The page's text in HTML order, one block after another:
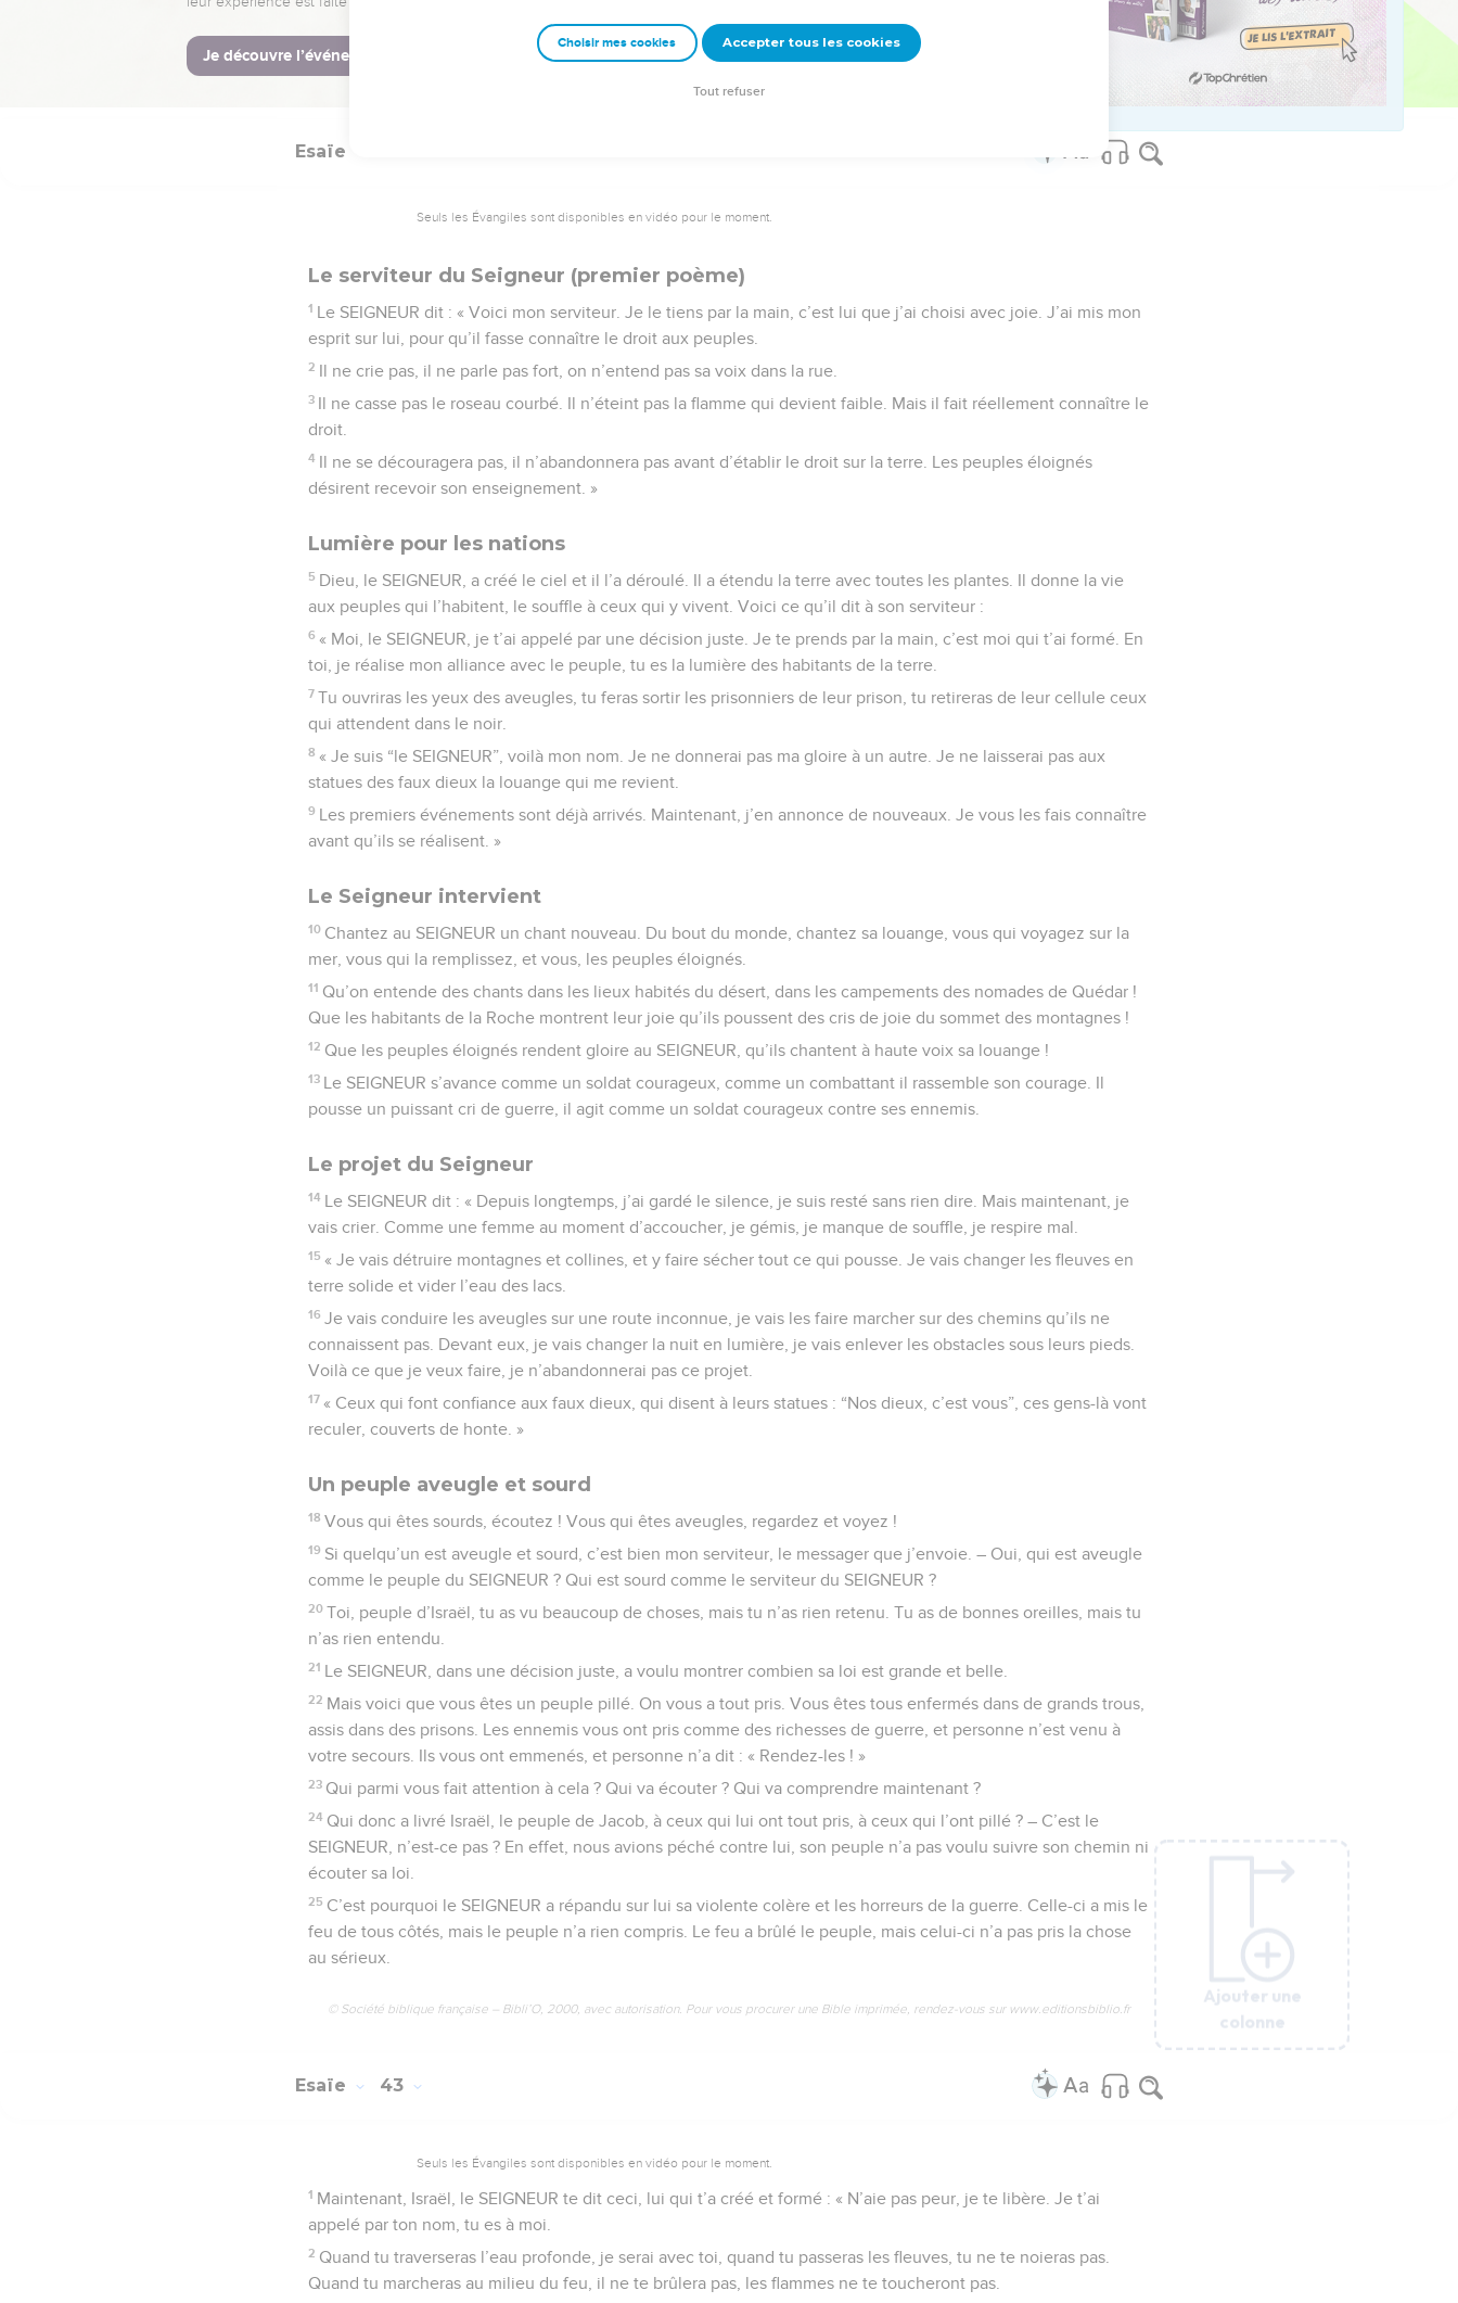
29 Ils ne sont rien, ils ne font rien. Leurs statues sont du vent, du vide ! »
© Société biblique française – Bibli’O, 2000, avec autorisation. Pour vous procurer une Bible imprimée, rendez-vous sur www.editionsbiblio.fr
Ajouter une
colonne
Esaïe
Seuls les Évangiles sont disponibles en vidéo pour le moment.
Le serviteur du Seigneur (premier poème)
1 Le SEIGNEUR dit : « Voici mon serviteur. Je le tiens par la main, c’est lui que j’ai choisi avec joie. J’ai mis mon
esprit sur lui, pour qu’il fasse connaître le droit aux peuples.
2 Il ne crie pas, il ne parle pas fort, on n’entend pas sa voix dans la rue.
3 Il ne casse pas le roseau courbé. Il n’éteint pas la flamme qui devient faible. Mais il fait réellement connaître le
droit.
4 Il ne se découragera pas, il n’abandonnera pas avant d’établir le droit sur la terre. Les peuples éloignés
désirent recevoir son enseignement. »
Lumière pour les nations
5 Dieu, le SEIGNEUR, a créé le ciel et il l’a déroulé. Il a étendu la terre avec toutes les plantes. Il donne la vie
aux peuples qui l’habitent, le souffle à ceux qui y vivent. Voici ce qu’il dit à son serviteur :
6 « Moi, le SEIGNEUR, je t’ai appelé par une décision juste. Je te prends par la main, c’est moi qui t’ai formé. En
toi, je réalise mon alliance avec le peuple, tu es la lumière des habitants de la terre.
7 Tu ouvriras les yeux des aveugles, tu feras sortir les prisonniers de leur prison, tu retireras de leur cellule ceux
qui attendent dans le noir.
8 « Je suis “le SEIGNEUR”, voilà mon nom. Je ne donnerai pas ma gloire à un autre. Je ne laisserai pas aux
statues des faux dieux la louange qui me revient.
9 Les premiers événements sont déjà arrivés. Maintenant, j’en annonce de nouveaux. Je vous les fais connaître
avant qu’ils se réalisent. »
Le Seigneur intervient
10 Chantez au SEIGNEUR un chant nouveau. Du bout du monde, chantez sa louange, vous qui voyagez sur la
mer, vous qui la remplissez, et vous, les peuples éloignés.
11 Qu’on entende des chants dans les lieux habités du désert, dans les campements des nomades de Quédar !
Que les habitants de la Roche montrent leur joie qu’ils poussent des cris de joie du sommet des montagnes !
12 Que les peuples éloignés rendent gloire au SEIGNEUR, qu’ils chantent à haute voix sa louange !
13 Le SEIGNEUR s’avance comme un soldat courageux, comme un combattant il rassemble son courage. Il
pousse un puissant cri de guerre, il agit comme un soldat courageux contre ses ennemis.
Le projet du Seigneur
14 Le SEIGNEUR dit : « Depuis longtemps, j’ai gardé le silence, je suis resté sans rien dire. Mais maintenant, je
vais crier. Comme une femme au moment d’accoucher, je gémis, je manque de souffle, je respire mal.
15 « Je vais détruire montagnes et collines, et y faire sécher tout ce qui pousse. Je vais changer les fleuves en
terre solide et vider l’eau des lacs.
16 Je vais conduire les aveugles sur une route inconnue, je vais les faire marcher sur des chemins qu’ils ne
connaissent pas. Devant eux, je vais changer la nuit en lumière, je vais enlever les obstacles sous leurs pieds.
Voilà ce que je veux faire, je n’abandonnerai pas ce projet.
17 « Ceux qui font confiance aux faux dieux, qui disent à leurs statues : “Nos dieux, c’est vous”, ces gens-là vont
reculer, couverts de honte. »
Un peuple aveugle et sourd
18 Vous qui êtes sourds, écoutez ! Vous qui êtes aveugles, regardez et voyez !
19 Si quelqu’un est aveugle et sourd, c’est bien mon serviteur, le messager que j’envoie. – Oui, qui est aveugle
comme le peuple du SEIGNEUR ? Qui est sourd comme le serviteur du SEIGNEUR ?
20 Toi, peuple d’Israël, tu as vu beaucoup de choses, mais tu n’as rien retenu. Tu as de bonnes oreilles, mais tu
n’as rien entendu.
21 Le SEIGNEUR, dans une décision juste, a voulu montrer combien sa loi est grande et belle.
22 Mais voici que vous êtes un peuple pillé. On vous a tout pris. Vous êtes tous enfermés dans de grands trous,
assis dans des prisons. Les ennemis vous ont pris comme des richesses de guerre, et personne n’est venu à
votre secours. Ils vous ont emmenés, et personne n’a dit : « Rendez-les ! »
23 Qui parmi vous fait attention à cela ? Qui va écouter ? Qui va comprendre maintenant ?
24 Qui donc a livré Israël, le peuple de Jacob, à ceux qui lui ont tout pris, à ceux qui l’ont pillé ? – C’est le
SEIGNEUR, n’est-ce pas ? En effet, nous avions péché contre lui, son peuple n’a pas voulu suivre son chemin ni
écouter sa loi.
25 C’est pourquoi le SEIGNEUR a répandu sur lui sa violente colère et les horreurs de la guerre. Celle-ci a mis le
feu de tous côtés, mais le peuple n’a rien compris. Le feu a brûlé le peuple, mais celui-ci n’a pas pris la chose
au sérieux.
© Société biblique française – Bibli’O, 2000, avec autorisation. Pour vous procurer une Bible imprimée, rendez-vous sur www.editionsbiblio.fr
Ajouter une
colonne
Esaïe 43
Seuls les Évangiles sont disponibles en vidéo pour le moment.
1 Maintenant, Israël, le SEIGNEUR te dit ceci, lui qui t’a créé et formé : « N’aie pas peur, je te libère. Je t’ai
appelé par ton nom, tu es à moi.
2 Quand tu traverseras l’eau profonde, je serai avec toi, quand tu passeras les fleuves, tu ne te noieras pas.
Quand tu marcheras au milieu du feu, il ne te brûlera pas, les flammes ne te toucheront pas.
Ajouter une
colonne
Ajouter une
colonne
Ajouter une
colonne
Choisir mes cookies Accepter tous les cookies
Tout refuser